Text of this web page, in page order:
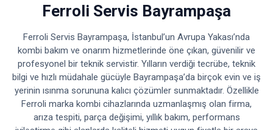
Ferroli Servis Bayrampaşa
Ferroli Servis Bayrampaşa, İstanbul’un Avrupa Yakası’nda
kombi bakım ve onarım hizmetlerinde öne çıkan, güvenilir ve
profesyonel bir teknik servistir. Yılların verdiği tecrübe, teknik
bilgi ve hızlı müdahale gücüyle Bayrampaşa’da birçok evin ve iş
yerinin ısınma sorununa kalıcı çözümler sunmaktadır. Özellikle
Ferroli marka kombi cihazlarında uzmanlaşmış olan firma,
arıza tespiti, parça değişimi, yıllık bakım, performans